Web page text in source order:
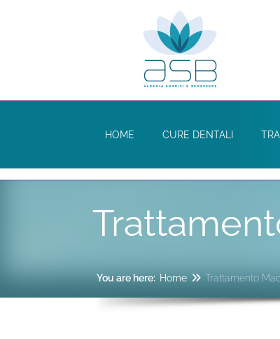
HOME CURE DENTALI
You are here: Home Trattamento